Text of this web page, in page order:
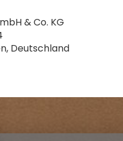
& Co. KG
Deutschland